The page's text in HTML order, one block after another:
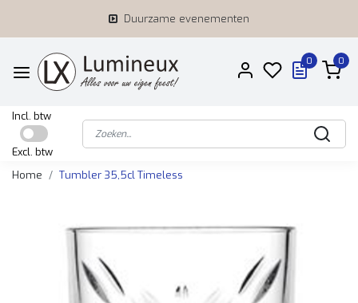
Duurzame evenementen
0 0
Incl. btw
Excl. btw
Home
Tumbler 35,5cl Timeless